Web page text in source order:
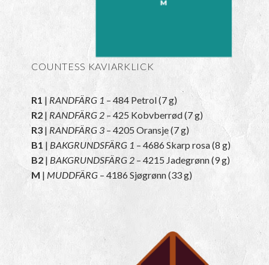
COUNTESS KAVIARKLICK
R1 | RANDFÄRG 1 – 484 Petrol (7 g)
R2 | RANDFÄRG 2 – 425 Kobvberrød (7 g)
R3 | RANDFÄRG 3 – 4205 Oransje (7 g)
B1 | BAKGRUNDSFÄRG 1 – 4686 Skarp rosa (8 g)
B2 | BAKGRUNDSFÄRG 2 – 4215 Jadegrønn (9 g)
M | MUDDFÄRG – 4186 Sjøgrønn (33 g)